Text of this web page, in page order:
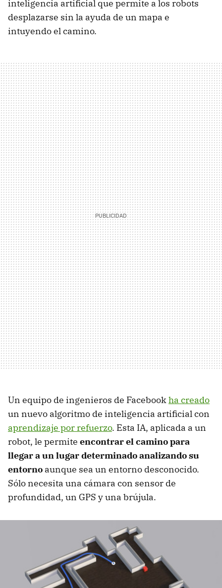
inteligencia artificial que permite a los robots
desplazarse sin la ayuda de un mapa e
intuyendo el camino.
Un equipo de ingenieros de Facebookha creado
un nuevo algoritmo de inteligencia artificial con
aprendizaje por refuerzo. Esta IA, aplicada a un
robot, le permite encontrar el camino para
llegar a un lugar determinado analizando su
entorno aunque sea un entorno desconocido.
Sólo necesita una cámara con sensor de
profundidad, un GPS y una brújula.